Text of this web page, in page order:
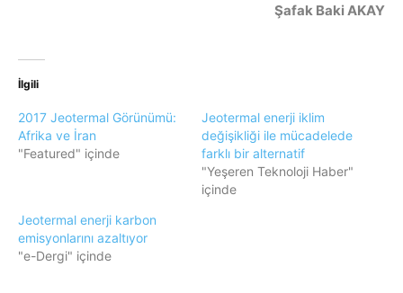
Şafak Baki AKAY
İlgili
2017 Jeotermal Görünümü:
Afrika ve İran
"Featured" içinde
Jeotermal enerji iklim
değişikliği ile mücadelede
farklı bir alternatif
"Yeşeren Teknoloji Haber"
içinde
Jeotermal enerji karbon
emisyonlarını azaltıyor
"e-Dergi" içinde